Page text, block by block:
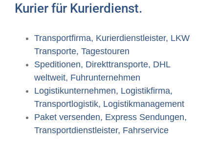
Kurier für Kurierdienst.
Transportfirma, Kurierdienstleister, LKW
Transporte, Tagestouren
Speditionen, Direkttransporte, DHL
weltweit, Fuhrunternehmen
Logistikunternehmen, Logistikfirma,
Transportlogistik, Logistikmanagement
Paket versenden, Express Sendungen,
Transportdienstleister, Fahrservice